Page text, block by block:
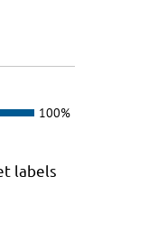
100%
labels